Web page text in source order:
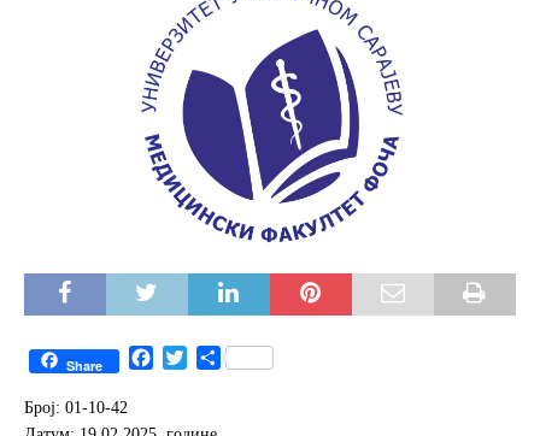
Share
e
t
S
Број: 01-10-42